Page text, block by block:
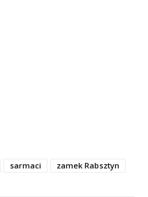
sarmaci zamek Rabsztyn